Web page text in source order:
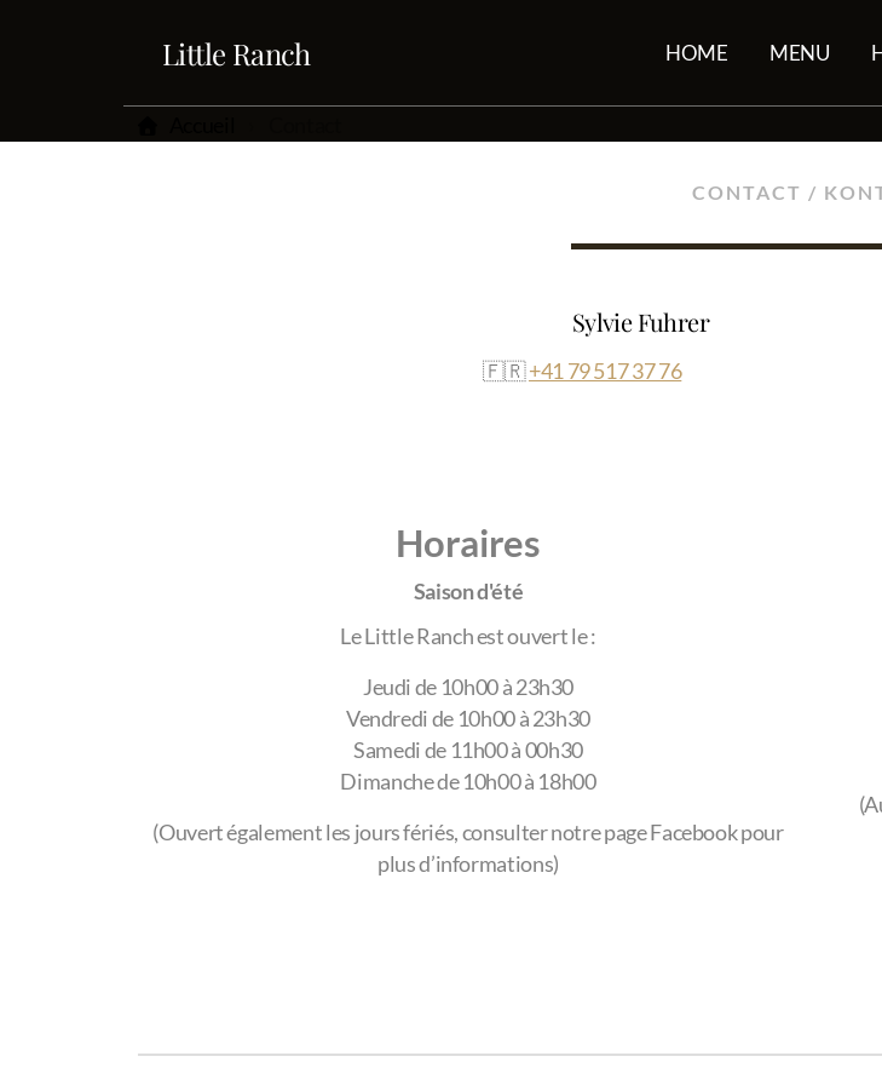
Little Ranch HOME MENU
CONTACT /
Sylvie Fuhrer
🇫🇷+41 79 517 37 76
Horaires
Saison d'été
Le Little Ranch est ouvert le :
Jeudi de 10h00 à 23h30
Vendredi de 10h00 à 23h30
Samedi de 11h00 à 00h30
Dimanche de 10h00 à 18h00
(Ouvert également les jours fériés, consulter notre page Facebook pour
plus d’informations)